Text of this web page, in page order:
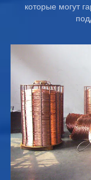
которые могут